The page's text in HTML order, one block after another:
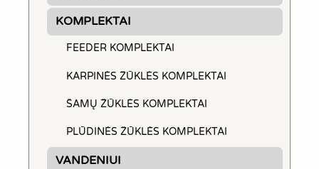
KOMPLEKTAI
FEEDER KOMPLEKTAI
KARPINĖS ŽŪKLĖS KOMPLEKTAI
ŠAMŲ ŽŪKLĖS KOMPLEKTAI
PLŪDINĖS ŽŪKLĖS KOMPLEKTAI
VANDENIUI
product